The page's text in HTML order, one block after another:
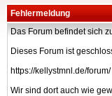
Fehlermeldung
Das Forum befindet sich
Dieses Forum ist
https://kellystmnl.de/forum/
Wir sind dort auch wie